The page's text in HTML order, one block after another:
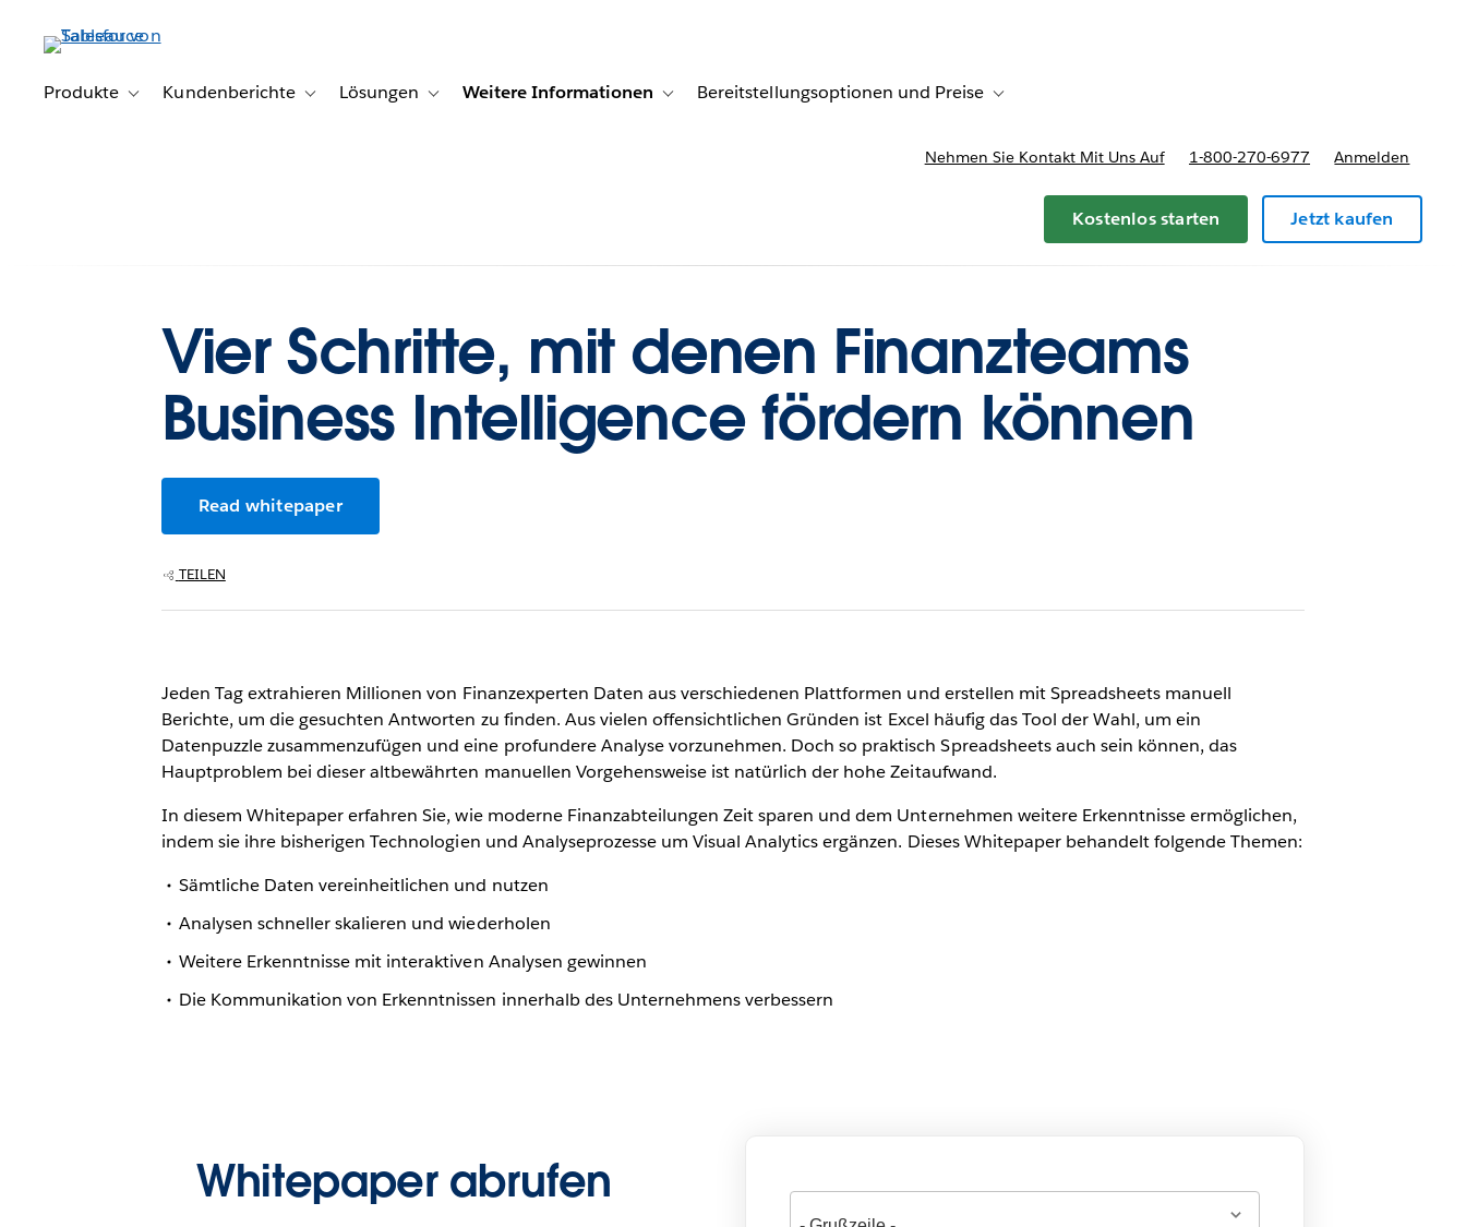
Produkte
Toggle sub-navigation for Produkte
Kundenberichte Toggle sub-navigation for Kundenberichte
Lösungen Toggle sub-navigation for Lösungen
Weitere Informationen Toggle sub-navigation for Weitere Informationen
Bereitstellungsoptionen und Preise Toggle sub-navigation for Bereitstellungsoptionen und Preise
Nehmen Sie Kontakt Mit Uns Auf 1-800-270-6977 Anmelden
Kostenlos starten Jetzt kaufen
Vier Schritte, mit denen Finanzteams
Business Intelligence fördern können
Read whitepaper
TEILEN
Jeden Tag extrahieren Millionen von Finanzexperten Daten aus verschiedenen Plattformen und erstellen mit Spreadsheets manuell
Berichte, um die gesuchten Antworten zu finden. Aus vielen offensichtlichen Gründen ist Excel häufig das Tool der Wahl, um ein
Datenpuzzle zusammenzufügen und eine profundere Analyse vorzunehmen. Doch so praktisch Spreadsheets auch sein können, das
Hauptproblem bei dieser altbewährten manuellen Vorgehensweise ist natürlich der hohe Zeitaufwand.
In diesem Whitepaper erfahren Sie, wie moderne Finanzabteilungen Zeit sparen und dem Unternehmen weitere Erkenntnisse ermöglichen,
indem sie ihre bisherigen Technologien und Analyseprozesse um Visual Analytics ergänzen. Dieses Whitepaper behandelt folgende Themen:
Sämtliche Daten vereinheitlichen und nutzen
Analysen schneller skalieren und wiederholen
Weitere Erkenntnisse mit interaktiven Analysen gewinnen
Die Kommunikation von Erkenntnissen innerhalb des Unternehmens verbessern
Whitepaper abrufen